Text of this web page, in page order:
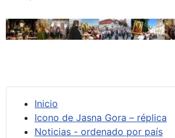
Inicio
Icono de Jasna Gora – réplica
Noticias - ordenado por país